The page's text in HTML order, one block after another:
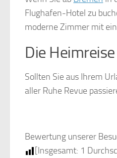
Flughafen-Hotel zu
moderne Zimmer mit
Die
Sollten Sie aus Ihrem
aller Ruhe Revue
Bewertung unserer
[Insgesamt: 1